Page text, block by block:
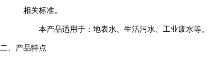
相关标准。
本产品适用于：地表水、生活污水、工业废水等。
二、产品特点